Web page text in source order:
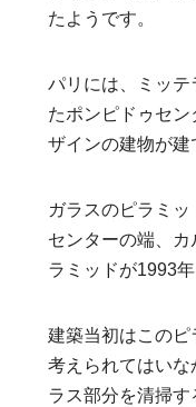
たようです。
パリには、ミッテ
たポンピドゥセ
ザインの建物が建
ガラスのピラミ
センターの端、
ラミッドが1993
建築当初はこのピ
考えられてはい
ラス部分を清掃